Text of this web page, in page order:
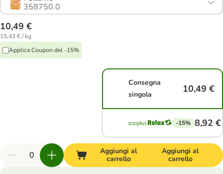
358750.0
10,49 €
15,43 € / kg
Applica Coupon del -15%
Consegna
singola
10,49 €
-15% 8,92 €
Aggiungi al
carrello
Aggiungi al
carrello